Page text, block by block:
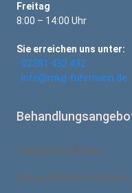
Freitag
8:00 – 14:00 Uhr
Sie erreichen uns unter:
02381 432 432
info@mkg-fuhrmann.de
Lippenaufbau